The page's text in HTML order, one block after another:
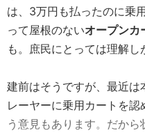
は、3万円も払ったのに乗
って屋根のないオープンカ
も。庶民にとっては理解し
建前はそうですが、最近
レーヤーに乗用カートを
う意見もあります。だか